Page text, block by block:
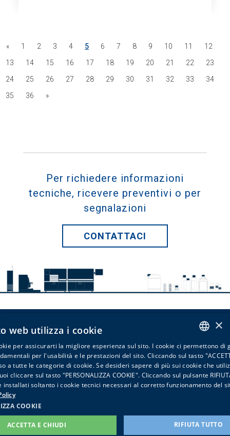
« 1 2 3 4 5 6 7 8 9 10 11
12
13
14 15 16 17 18 19 20 21 22
23
24
25 26 27 28 29 30 31 32 33
34
35
36 »
Per richiedere informazioni
tecniche, ricevere preventivi o per
segnalazioni
CONTATTACI
Bio-Optica Milano Spa
Iscriviti alla newsletter Privacy Cookies
Procedura
Whistleblowing
PIVA - VAT Nr: IT06754140157 T - Tribunale
Milano REA n. 1118800
ITALIAN
ENGLISH
×
web utilizza i cookie
per assicurarti la migliore esperienza sul sito. I cookie ci permettono di
per l'usabilità e le prestazioni del sito. Cliccando sul tasto
a tutte le categorie di cookie. Se desideri sapere di più sui cookie che
cliccare sul tasto "PERSONALIZZA COOKIE". Cliccando sul pulsante
installati soltanto i cookie tecnici necessari al corretto funzionamento del
COOKIE
ACCETTA E CHIUDI RIFIUTA TUTTO